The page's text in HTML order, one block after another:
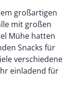
großartigen
mit großen
Mühe hatten
Snacks für
verschiedene
einladend für